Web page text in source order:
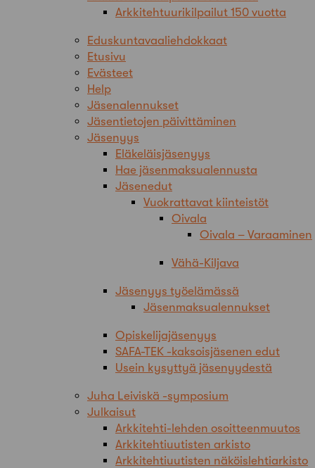
Arkkitehtuurikilpailut 150 vuotta
Eduskuntavaaliehdokkaat
Etusivu
Evästeet
Help
Jäsenalennukset
Jäsentietojen päivittäminen
Jäsenyys
Eläkeläisjäsenyys
Hae jäsenmaksualennusta
Jäsenedut
Vuokrattavat kiinteistöt
Oivala
Oivala – Varaaminen
Vähä-Kiljava
Jäsenyys työelämässä
Jäsenmaksualennukset
Opiskelijajäsenyys
SAFA-TEK -kaksoisjäsenen edut
Usein kysyttyä jäsenyydestä
Juha Leiviskä -symposium
Julkaisut
Arkkitehti-lehden osoitteenmuutos
Arkkitehtiuutisten arkisto
Arkkitehtiuutisten näköislehtiarkisto